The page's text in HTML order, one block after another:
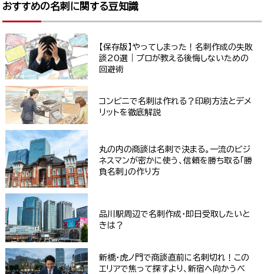
おすすめの名刺に関する豆知識
【保存版】やってしまった！名刺作成の失敗
談20選｜プロが教える後悔しないための
回避術
コンビニで名刺は作れる？印刷方法とデメ
リットを徹底解説
丸の内の商談は名刺で決まる。一流のビジ
ネスマンが密かに使う、信頼を勝ち取る「勝
負名刺」の作り方
品川駅周辺で名刺作成・即日受取したいと
きは？
新橋・虎ノ門で商談直前に名刺切れ！この
エリアで焦って探すより、新宿へ向かうべ